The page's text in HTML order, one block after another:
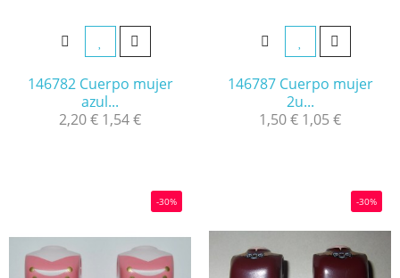
146782 Cuerpo mujer
azul...
2,20 € 1,54 €
146787 Cuerpo mujer
2u...
1,50 € 1,05 €
-30% -30%